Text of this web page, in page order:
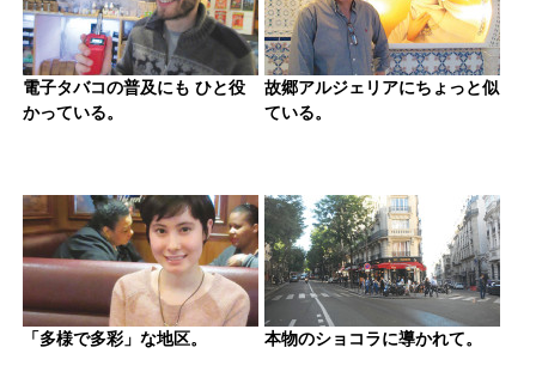
電子タバコの普及にも ひと役
かっている。
故郷アルジェリアにちょっと似
ている。
「多様で多彩」な地区。 本物のショコラに導かれて。